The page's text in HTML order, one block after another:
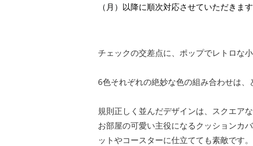
（月）以降に順次対応させていただきま
チェックの交差点に、ポップでレトロな
6色それぞれの絶妙な色の組み合わせは、
規則正しく並んだデザインは、スクエア
お部屋の可愛い主役になるクッションカ
ットやコースターに仕立てても素敵です。